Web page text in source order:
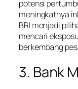
potensi
meningkatnya
BRI menjadi
mencari
berkembang
3. Bank